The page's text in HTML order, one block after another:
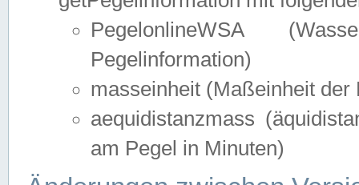
PegelonlineWSA
Pegelinformation)
masseinheit (Maßeinheit der
aequidistanzmass
am Pegel in Minuten)